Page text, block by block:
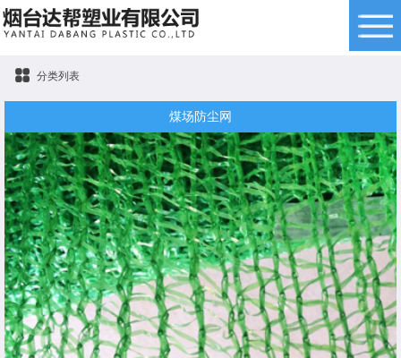
分类列表
煤场防尘网